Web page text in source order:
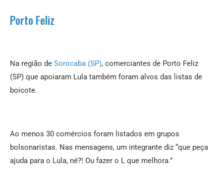
Porto Feliz
Na região de Sorocaba (SP), comerciantes de Porto Feliz
(SP) que apoiaram Lula também foram alvos das listas de
boicote.
Ao menos 30 comércios foram listados em grupos
bolsonaristas. Nas mensagens, um integrante diz “que peça
ajuda para o Lula, né?! Ou fazer o L que melhora.”